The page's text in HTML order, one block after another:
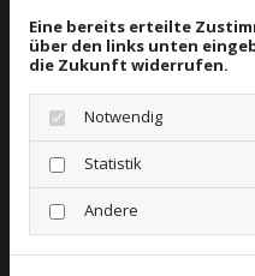
unseren Kunden
effektive
Zusammenhang mit
außerdem die
Eine bereits erteilte
über den links unten
die Zukunft widerrufen.
Notwendig
Statistik
Andere